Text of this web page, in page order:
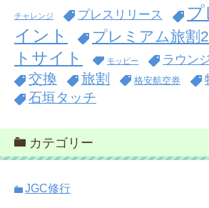
チャレンジ プレスリリース
イント
プレミアム旅割
トサイト
モッピー ラウン
交換 旅割 格安航空券
石垣タッチ
カテゴリー
JGC修行